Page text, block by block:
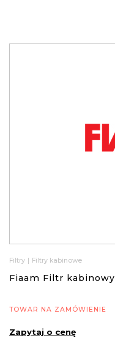
Filtry | Filtry kabinowe
Fiaam Filtr
TOWAR NA ZAMÓWIENIE
Zapytaj o cenę